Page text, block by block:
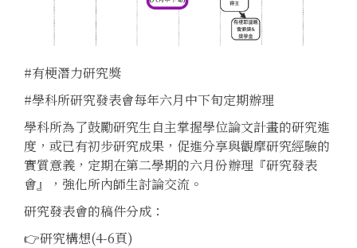
#有梗潛力研究獎
#學科所研究發表會每年六月中下旬定期辦理
學科所為了鼓勵研究生自主掌握學位論文計畫的研究進
度，或已有初步研究成果，促進分享與觀摩研究經驗的
實質意義，定期在第二學期的六月份辦理『研究發表
會』，強化所內師生討論交流。
研究發表會的稿件分成：
👉研究構想(4-6頁)